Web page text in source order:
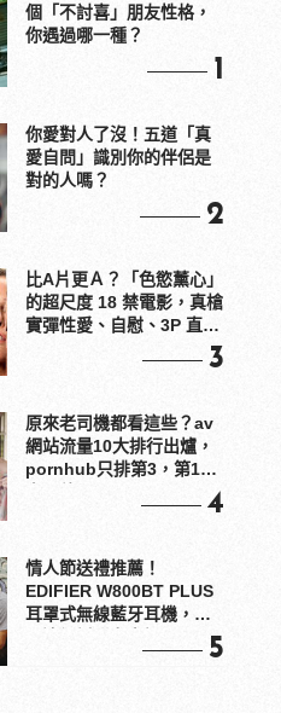
個「不討喜」朋友性格，
你遇過哪一種？
1
你愛對人了沒！五道「真
愛自問」識別你的伴侶是
對的人嗎？
2
比A片更Ａ？「色慾薰心」
的超尺度 18 禁電影，真槍
實彈性愛、自慰、3P 直接
3
原來老司機都看這些？av
網站流量10大排行出爐，
pornhub只排第3，第1名
4
情人節送禮推薦！
EDIFIER W800BT PLUS
耳罩式無線藍牙耳機，在
5